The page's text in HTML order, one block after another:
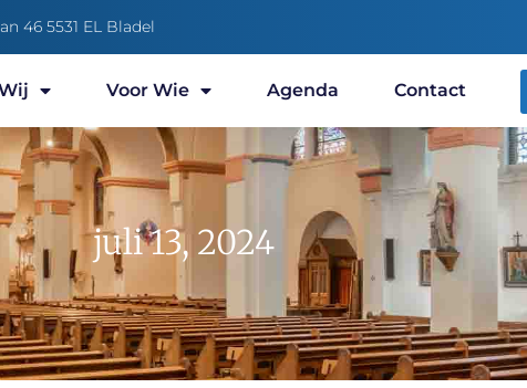
46 5531 EL Bladel
Voor Wie Agenda Contact
juli 13, 2024